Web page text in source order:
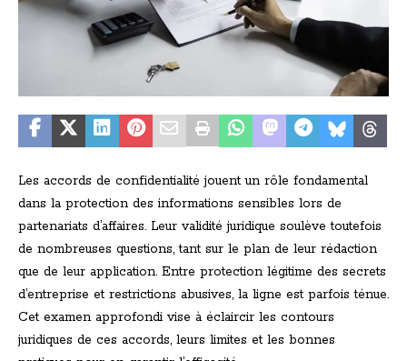
Les accords de confidentialité jouent un rôle fondamental
dans la protection des informations sensibles lors de
partenariats d’affaires. Leur validité juridique soulève toutefois
de nombreuses questions, tant sur le plan de leur rédaction
que de leur application. Entre protection légitime des secrets
d’entreprise et restrictions abusives, la ligne est parfois ténue.
Cet examen approfondi vise à éclaircir les contours
juridiques de ces accords, leurs limites et les bonnes